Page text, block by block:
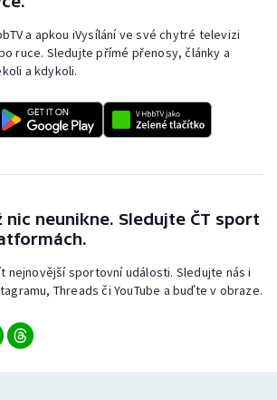
a apkou iVysílání ve své chytré televizi
ruce. Sledujte přímé přenosy, články a
a kdykoli.
neunikne. Sledujte ČT sport
nejnovější sportovní události. Sledujte nás i
Threads či YouTube a buďte v obraze.